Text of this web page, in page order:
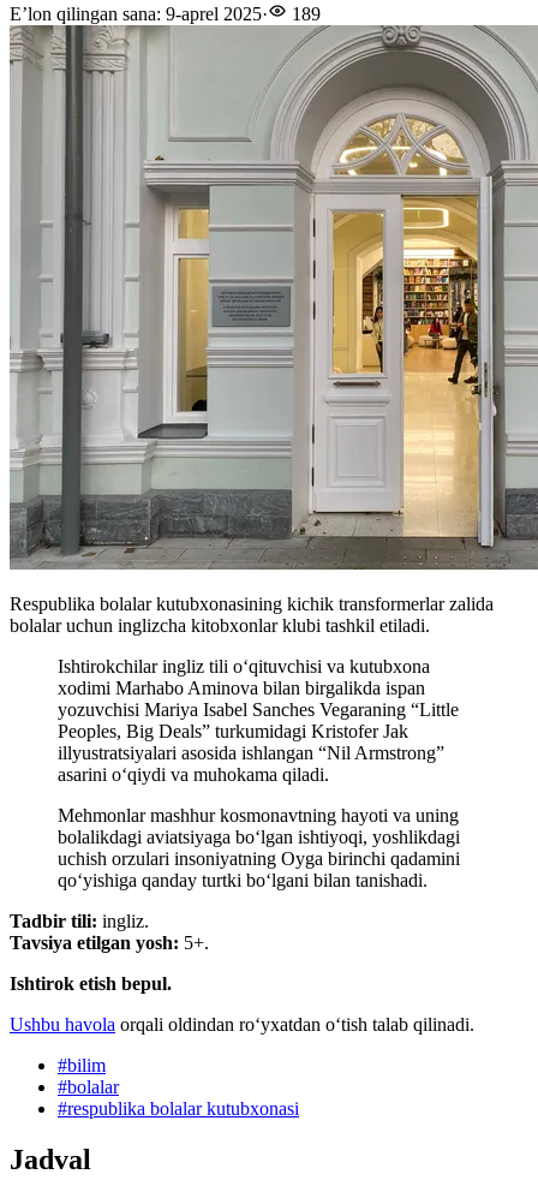
E’lon qilingan sana: 9-aprel 2025· 189
Respublika bolalar kutubxonasining kichik transformerlar zalida
bolalar uchun inglizcha kitobxonlar klubi tashkil etiladi.
Ishtirokchilar ingliz tili oʻqituvchisi va kutubxona
xodimi Marhabo Aminova bilan birgalikda ispan
yozuvchisi Mariya Isabel Sanches Vegaraning “Little
Peoples, Big Deals” turkumidagi Kristofer Jak
illyustratsiyalari asosida ishlangan “Nil Armstrong”
asarini oʻqiydi va muhokama qiladi.
Mehmonlar mashhur kosmonavtning hayoti va uning
bolalikdagi aviatsiyaga boʻlgan ishtiyoqi, yoshlikdagi
uchish orzulari insoniyatning Oyga birinchi qadamini
qoʻyishiga qanday turtki boʻlgani bilan tanishadi.
Tadbir tili: ingliz.
Tavsiya etilgan yosh: 5+.
Ishtirok etish bepul.
Ushbu havola orqali oldindan roʻyxatdan oʻtish talab qilinadi.
#bilim
#bolalar
#respublika bolalar kutubxonasi
Jadval